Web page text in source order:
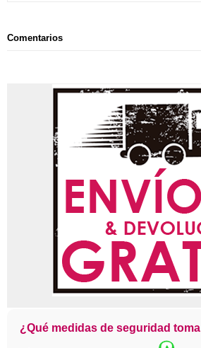
Comentarios
¿Qué medidas de seguridad